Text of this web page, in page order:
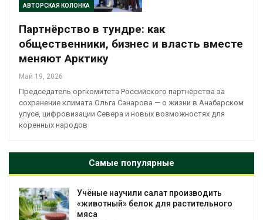
АВТОРСКАЯ КОЛОНКА
Партнёрство в тундре: как
общественники, бизнес и власть вместе
меняют Арктику
Май 19, 2026
Председатель оргкомитета Российского партнёрства за
сохранение климата Ольга Санарова — о жизни в Анабарском
улусе, цифровизации Севера и новых возможностях для
коренных народов
Самые популярные
Учёные научили салат производить
«животный» белок для растительного
мяса